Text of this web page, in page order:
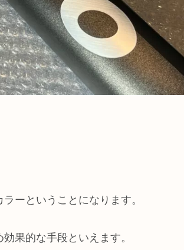
ーということになります。
果的な手段といえます。